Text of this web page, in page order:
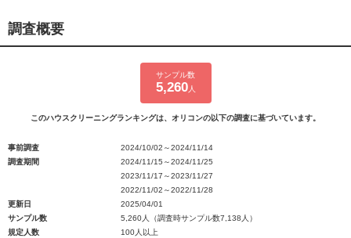
調査概要
サンプル数
5,260人
このハウスクリーニングランキングは、オリコンの以下の調査に基づいています。
事前調査
2024/10/02～2024/11/14
調査期間
2024/11/15～2024/11/25
2023/11/17～2023/11/27
2022/11/02～2022/11/28
更新日
2025/04/01
サンプル数
5,260人（調査時サンプル数7,138人）
規定人数
100人以上